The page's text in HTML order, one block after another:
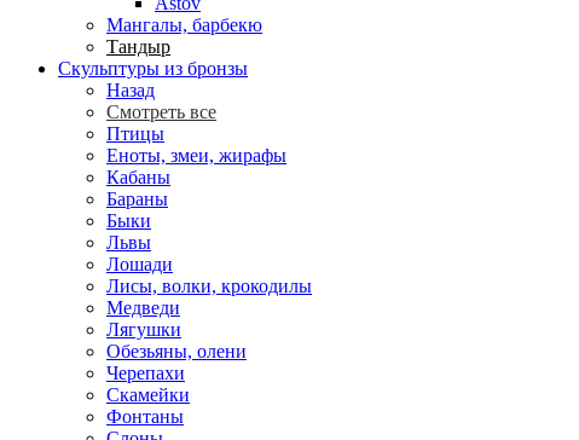
Мангалы, барбекю
Тандыр
Скульптуры из бронзы
Назад
Смотреть все
Птицы
Еноты, змеи, жирафы
Кабаны
Бараны
Быки
Львы
Лошади
Лисы, волки, крокодилы
Медведи
Лягушки
Обезьяны, олени
Черепахи
Скамейки
Фонтаны